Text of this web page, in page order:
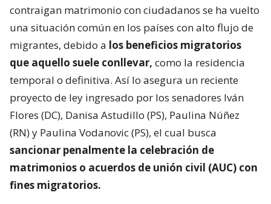
contraigan matrimonio con ciudadanos se ha vuelto
una situación común en los países con alto flujo de
migrantes, debido a los beneficios migratorios
que aquello suele conllevar, como la residencia
temporal o definitiva. Así lo asegura un reciente
proyecto de ley ingresado por los senadores Iván
Flores (DC), Danisa Astudillo (PS), Paulina Núñez
(RN) y Paulina Vodanovic (PS), el cual busca
sancionar penalmente la celebración de
matrimonios o acuerdos de unión civil (AUC) con
fines migratorios.